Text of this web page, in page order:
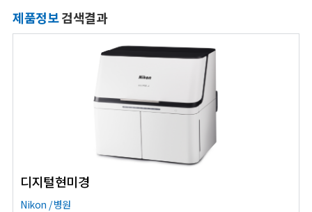
제품정보검색결과
디지털현미경
Nikon / 병원